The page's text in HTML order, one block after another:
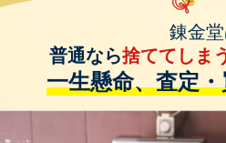
錬金堂
普通なら捨ててしま
一生懸命、査定